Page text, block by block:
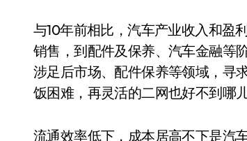
与10年前相比，汽车产业收入和盈
销售，到配件及保养、汽车金融等
涉足后市场、配件保养等领域，寻
饭困难，再灵活的二网也好不到哪儿
流通效率低下，成本居高不下是汽